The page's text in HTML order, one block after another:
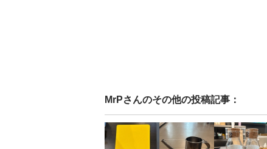
MrPさんのその他の投稿記事：